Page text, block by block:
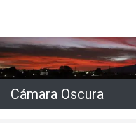
Cámara Oscura